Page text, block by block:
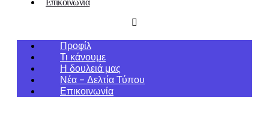
Επικοινωνία
Προφίλ
Τι κάνουμε
Η δουλειά μας
Νέα – Δελτία Τύπου
Επικοινωνία